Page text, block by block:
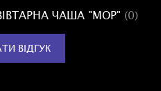
ЧАША "МОР" (0)
ВІДГУК